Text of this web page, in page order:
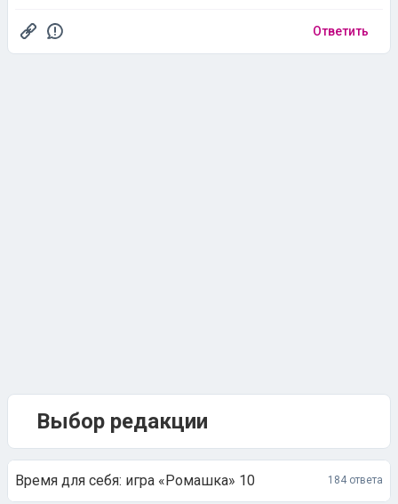
Ответить
Выбор редакции
Время для себя: игра «Ромашка» 10 184 ответа